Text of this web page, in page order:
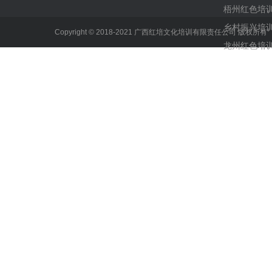
梧州红色培
乡村振兴培
龙州红色培
Copyright © 2018-2021 广西红培文化培训有限责任公司 版权所